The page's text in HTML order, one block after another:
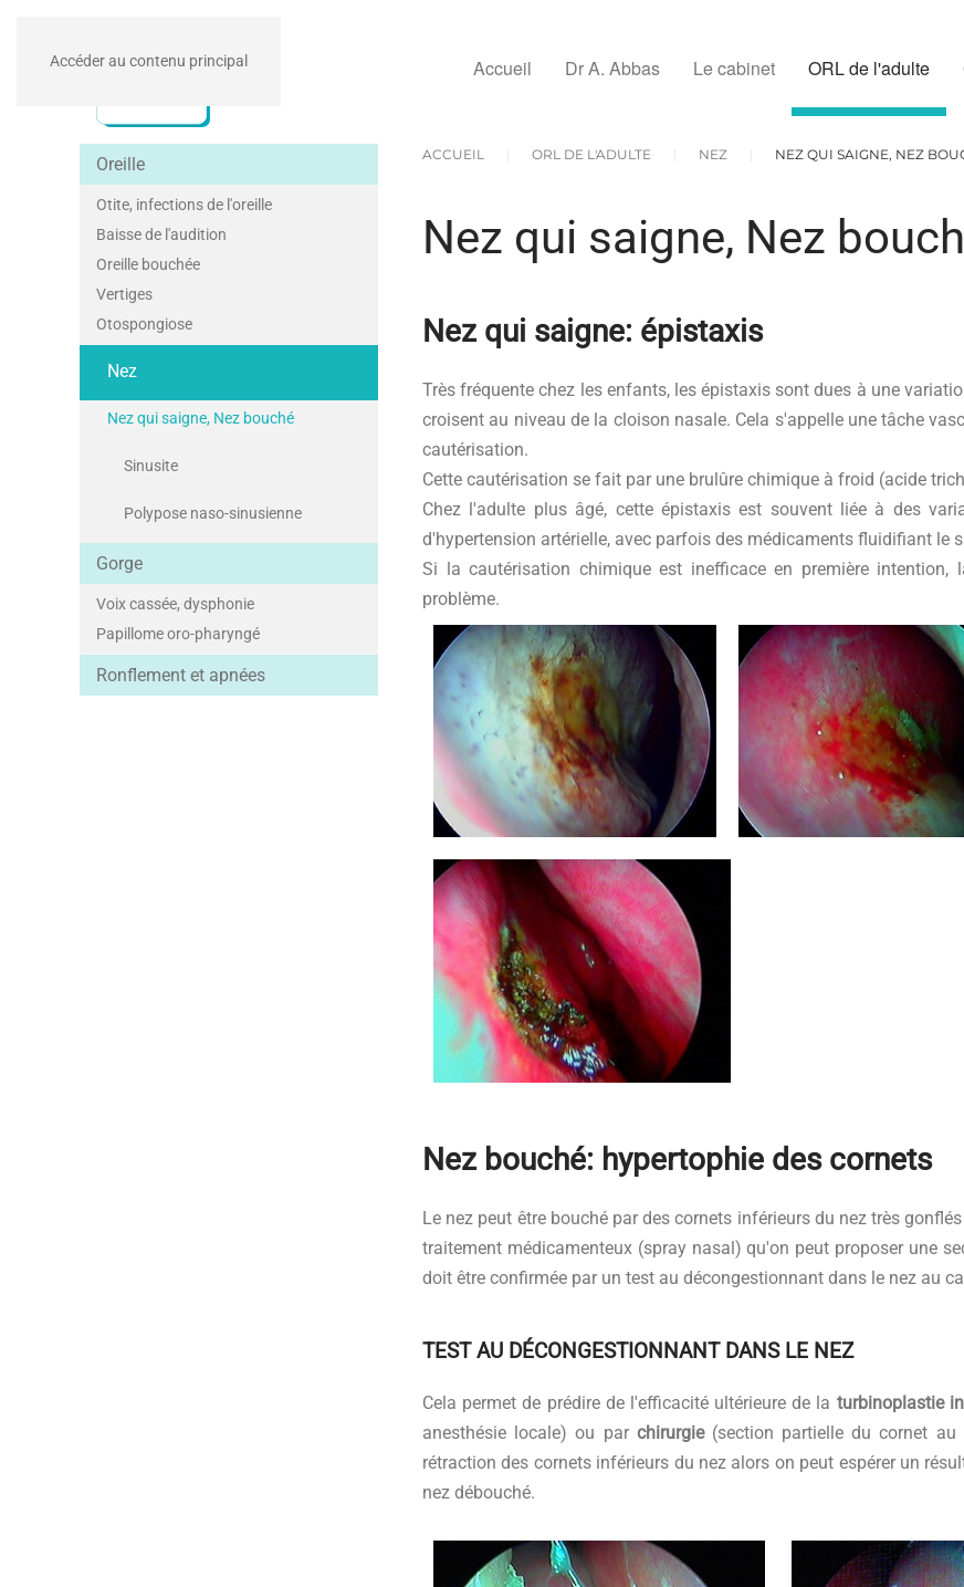
Accéder au contenu principal Accueil Dr A. Abbas Le cabinet ORL de l'adulte
ACCUEIL ORL DE L'ADULTE NEZ NEZ QUI SAIGNE, NEZ
Nez qui saigne, Nez
Nez qui saigne: épistaxis
Très fréquente chez les enfants, les épistaxis sont dues à une
croisent au niveau de la cloison nasale. Cela s'appelle une tâche
cautérisation.
Cette cautérisation se fait par une brulûre chimique à froid (acide
Chez l'adulte plus âgé, cette épistaxis est souvent liée à des
d'hypertension artérielle, avec parfois des médicaments fluidifiant le
Si la cautérisation chimique est inefficace en première
problème.
Nez bouché: hypertophie des cornets
Le nez peut être bouché par des cornets inférieurs du nez très
traitement médicamenteux (spray nasal) qu'on peut proposer une
doit être confirmée par un test au décongestionnant dans le nez au
TEST AU DÉCONGESTIONNANT DANS LE NEZ
Cela permet de prédire de l'efficacité ultérieure de la turbinoplastie
anesthésie locale) ou par chirurgie(section partielle du cornet au
rétraction des cornets inférieurs du nez alors on peut espérer un
nez débouché.
Oreille
Otite, infections de l'oreille
Baisse de l'audition
Oreille bouchée
Vertiges
Otospongiose
Nez
Nez qui saigne, Nez bouché
Sinusite
Polypose naso-sinusienne
Gorge
Voix cassée, dysphonie
Papillome oro-pharyngé
Ronflement et apnées